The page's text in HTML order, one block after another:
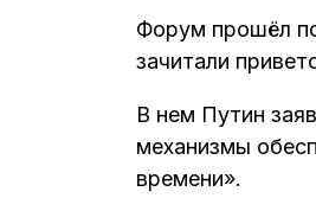
Форум прошёл
зачитали
В нем Путин
механизмы
времени».